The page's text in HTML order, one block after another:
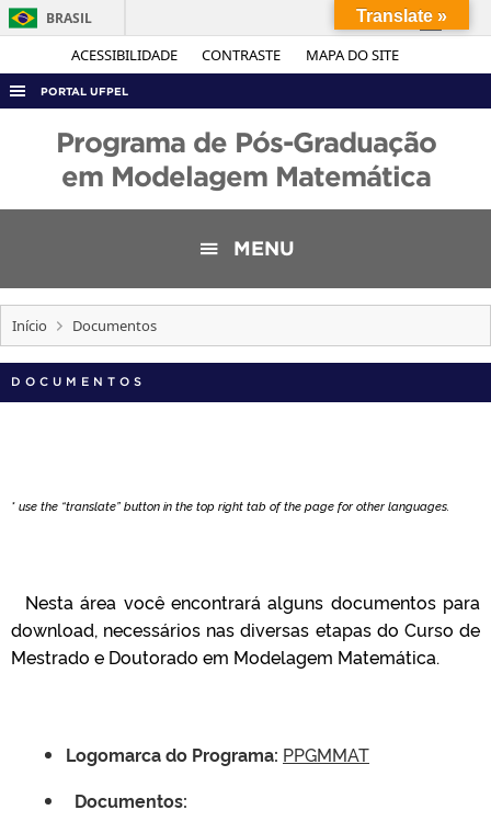
ACESSIBILIDADE CONTRASTE MAPA DO SITE
BRASIL
Simplifique!
Acesso à informação
Legislação
PORTAL UFPEL
PORTARIAS
Programa de Pós-Graduação
em Modelagem Matemática
MENU
Início Documentos
DOCUMENTOS
* use the “translate” button in the top right tab of the page for other languages.
Nesta área você encontrará alguns documentos para
download, necessários nas diversas etapas do Curso de
Mestrado e Doutorado em Modelagem Matemática.
Logomarca do Programa: PPGMMAT
Documentos:
Translate »